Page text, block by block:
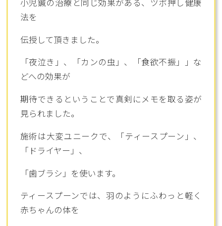
小児鍼の治療と同じ効果がある、ツボ押し健康
法を
伝授して頂きました。
「夜泣き」、「カンの虫」、「食欲不振」」な
どへの効果が
期待できるということで真剣にメモを取る姿が
見られました。
施術は大変ユニークで、「ティースプーン」、
「ドライヤー」、
「歯ブラシ」を使います。
ティースプーンでは、羽のようにふわっと軽く
赤ちゃんの体を